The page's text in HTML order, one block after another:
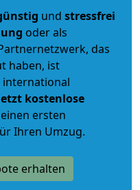
und stressfrei
oder als
das
haben, ist
international
kostenlose
ersten
Ihren Umzug.
erhalten